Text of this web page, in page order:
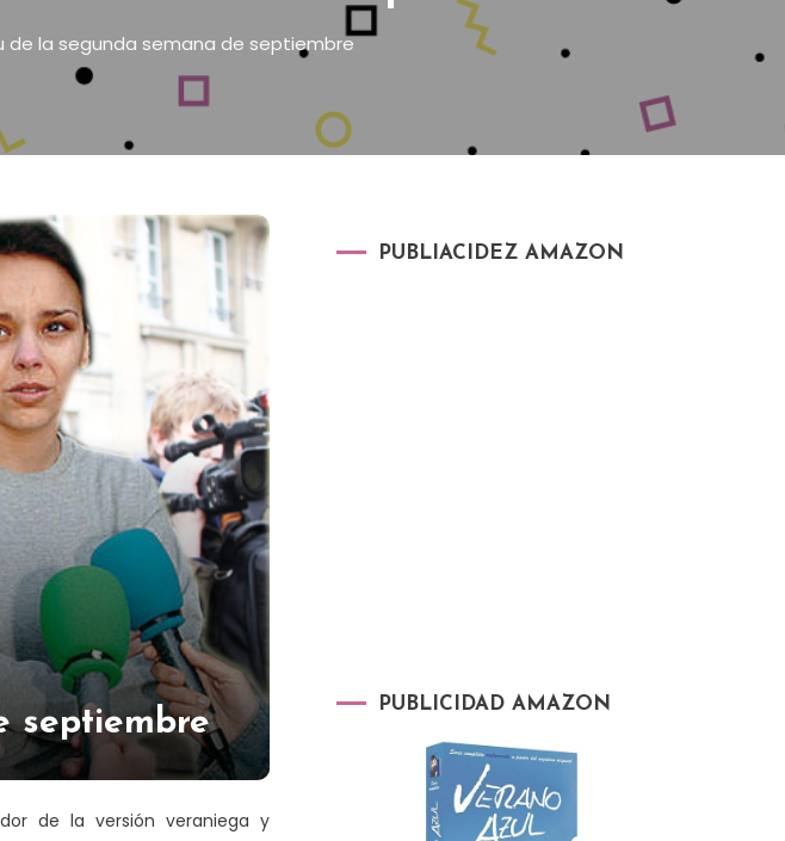
de la segunda semana de septiembre
septiembre
de la versión veraniega y
PUBLIACIDEZ AMAZON
PUBLICIDAD AMAZON